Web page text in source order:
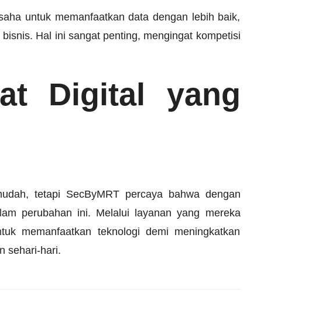
untuk memanfaatkan data dengan lebih baik,
Hal ini sangat penting, mengingat kompetisi
Digital yang
tetapi SecByMRT percaya bahwa dengan
perubahan ini. Melalui layanan yang mereka
memanfaatkan teknologi demi meningkatkan
sehari-hari.